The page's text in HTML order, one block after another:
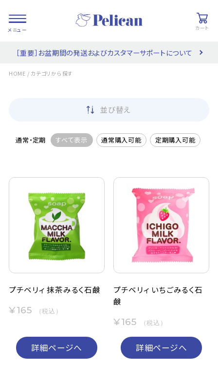
カート
PRODUCTS/ 商品を探す
COLLECTIONS/ ブランド一覧
定期購入
ペリカン石鹸について
よくあるご質問
［重要］お盆期間の発送およびカスタマーサポートについて
HOME / カテゴリから探す
並び替え
通常・定期 すべて表示 通常購入可能 定期購入可能
プチベリィ 抹茶みるく石鹸
¥165 （税込）
詳細ページへ
プチベリィ いちごみるく石
鹸
¥165 （税込）
詳細ページへ